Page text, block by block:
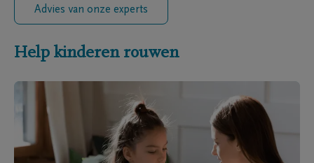
Advies van onze experts
Help kinderen rouwen